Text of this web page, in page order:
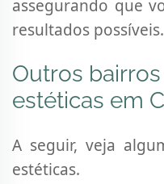
assegurando que
resultados possíveis.
Outros
estéticas em
A seguir, veja
estéticas.